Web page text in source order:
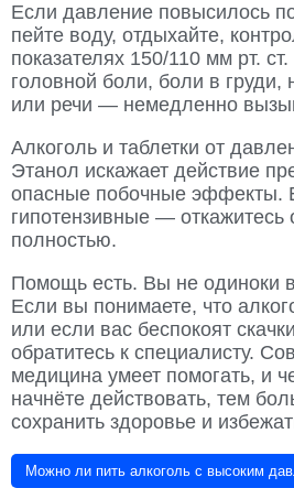
Если давление повысилось
пейте воду, отдыхайте,
показателях 150/110 мм рт.
головной боли, боли в груди,
или речи — немедленно
Алкоголь и таблетки от
Этанол искажает действие
опасные побочные эффекты.
гипотензивные — откажитесь
полностью.
Помощь есть. Вы не одиноки
Если вы понимаете, что
или если вас беспокоят
обратитесь к специалисту.
медицина умеет помогать, и
начнёте действовать, тем
сохранить здоровье и
Можно ли пить алкоголь с высоким